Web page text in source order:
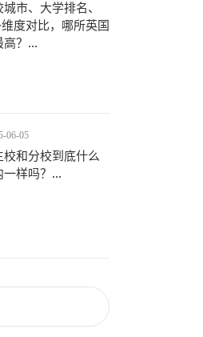
市、大学排名、
度对比，哪所英国
高？...
06-05
和分校到底什么
一样吗？...